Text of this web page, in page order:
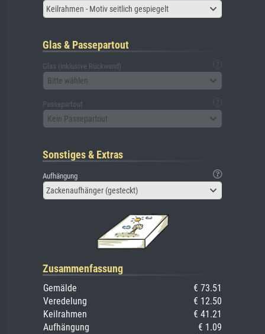
Keilrahmen - Motiv seitlich gespiegelt
Glas & Passepartout
Glas (inklusive Rückwand)
Bitte wählen
Passepartout
Kein Passepartout
Sonstiges & Extras
Aufhängung
Zackenaufhänger (gesteckt)
Zusammenfassung
Gemälde
€ 73.51
Veredelung
€ 12.50
Keilrahmen
€ 41.21
Aufhängung
€ 1.09